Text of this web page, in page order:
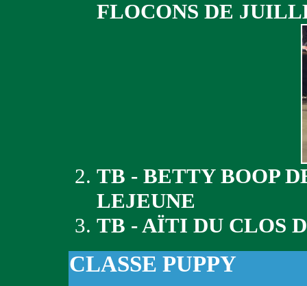
FLOCONS DE
TB - BETTY BOOP
LEJEUNE
TB - AÏTI DU CLOS
CLASSE PUPPY